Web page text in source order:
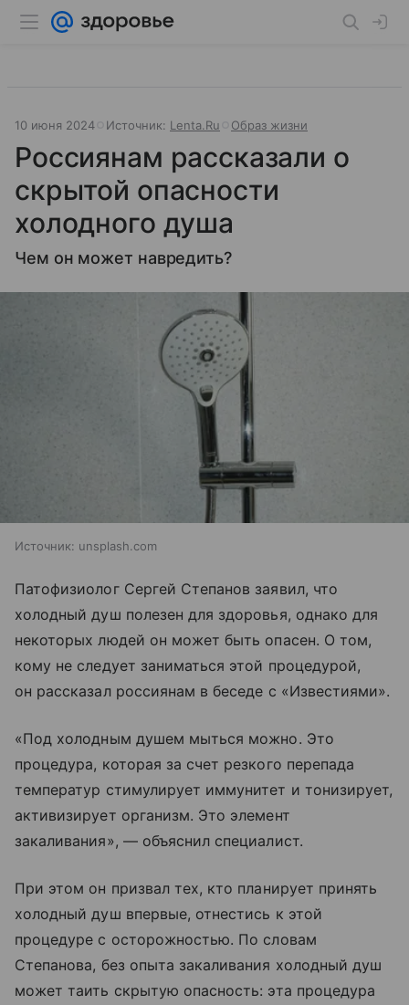
10 июня 2024 Источник: Lenta.Ru Образ жизни
Россиянам рассказали о
скрытой опасности
холодного душа
Чем он может навредить?
Источник: unsplash.com
Патофизиолог Сергей Степанов заявил, что
холодный душ полезен для здоровья, однако для
некоторых людей он может быть опасен. О том,
кому не следует заниматься этой процедурой,
он рассказал россиянам в беседе с «Известиями».
«Под холодным душем мыться можно. Это
процедура, которая за счет резкого перепада
температур стимулирует иммунитет и тонизирует,
активизирует организм. Это элемент
закаливания», — объяснил специалист.
При этом он призвал тех, кто планирует принять
холодный душ впервые, отнестись к этой
процедуре с осторожностью. По словам
Степанова, без опыта закаливания холодный душ
может таить скрытую опасность: эта процедура